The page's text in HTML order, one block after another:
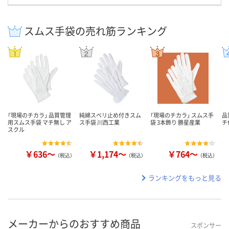
スムス手袋の売れ筋ランキング
「現場のチカラ」 品質管理
用スムス手袋 マチ無し ア
スクル
￥636～ （税込）
純綿スベリ止め付きスム
ス手袋 川西工業
￥1,174～ （税込）
「現場のチカラ」 スムス手
袋 3本飾り 勝星産業
￥764～ （税込）
ランキングをもっと見る
メーカーからのおすすめ商品 スポンサー